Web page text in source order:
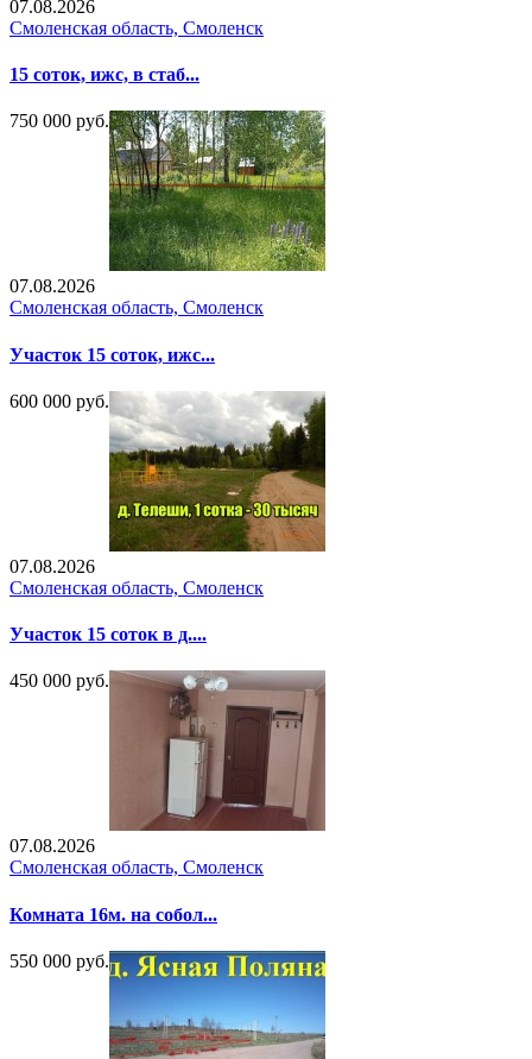
07.08.2026
Смоленская область, Смоленск
15 соток, ижс, в стаб...
750 000 руб.
07.08.2026
Смоленская область, Смоленск
Участок 15 соток, ижс...
600 000 руб.
07.08.2026
Смоленская область, Смоленск
Участок 15 соток в д....
450 000 руб.
07.08.2026
Смоленская область, Смоленск
Комната 16м. на собол...
550 000 руб.